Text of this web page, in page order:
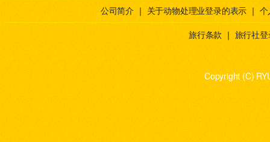
公司简介 ｜ 关于动物处理业登录的表示 ｜
旅行条款 ｜ 旅行社
Copyright (C)